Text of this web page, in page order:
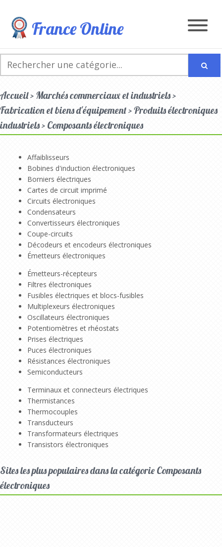
France Online
Accueil > Marchés commerciaux et industriels >
Fabrication et biens d'équipement > Produits électroniques
industriels > Composants électroniques
Affaiblisseurs
Bobines d'induction électroniques
Borniers électriques
Cartes de circuit imprimé
Circuits électroniques
Condensateurs
Convertisseurs électroniques
Coupe-circuits
Décodeurs et encodeurs électroniques
Émetteurs électroniques
Émetteurs-récepteurs
Filtres électroniques
Fusibles électriques et blocs-fusibles
Multiplexeurs électroniques
Oscillateurs électroniques
Potentiomètres et rhéostats
Prises électriques
Puces électroniques
Résistances électroniques
Semiconducteurs
Terminaux et connecteurs électriques
Thermistances
Thermocouples
Transducteurs
Transformateurs électriques
Transistors électroniques
Sites les plus populaires dans la catégorie Composants
électroniques